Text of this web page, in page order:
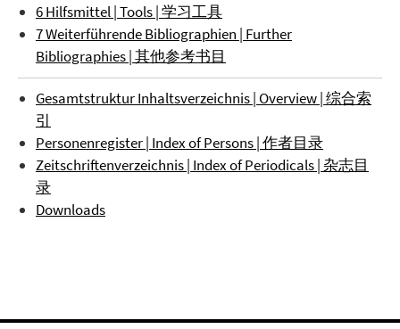
6 Hilfsmittel | Tools | 学习工具
7 Weiterführende Bibliographien | Further
Bibliographies | 其他参考书目
Gesamtstruktur Inhaltsverzeichnis | Overview | 综合索
引
Personenregister | Index of Persons | 作者目录
Zeitschriftenverzeichnis | Index of Periodicals | 杂志目
录
Downloads